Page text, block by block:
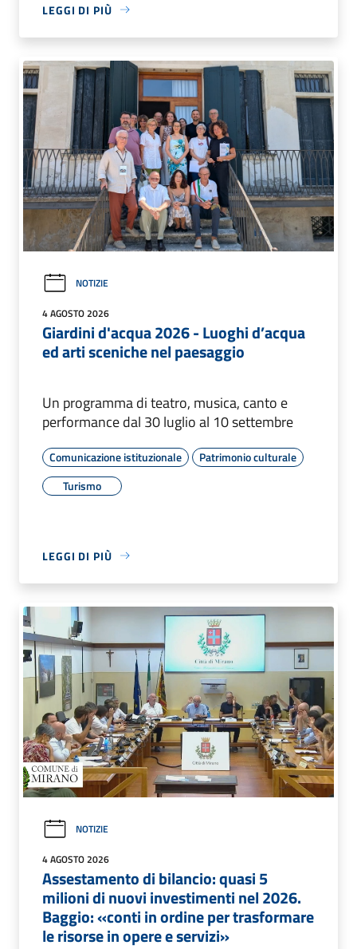
LEGGI DI PIÙ
NOTIZIE
4 AGOSTO 2026
Giardini d'acqua 2026 - Luoghi d’acqua
ed arti sceniche nel paesaggio
Un programma di teatro, musica, canto e
performance dal 30 luglio al 10 settembre
Comunicazione istituzionale
Patrimonio culturale
Turismo
LEGGI DI PIÙ
NOTIZIE
4 AGOSTO 2026
Assestamento di bilancio: quasi 5
milioni di nuovi investimenti nel 2026.
Baggio: «conti in ordine per trasformare
le risorse in opere e servizi»